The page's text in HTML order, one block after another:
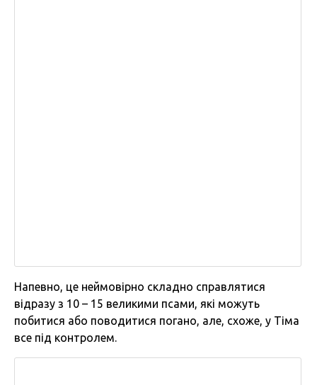
Напевно, це неймовірно складно справлятися
відразу з 10 – 15 великими псами, які можуть
побитися або поводитися погано, але, схоже, у Тіма
все під контролем.